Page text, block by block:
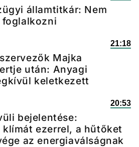
államtitkár: Nem
foglalkozni
21:18
Majka
után: Anyagi
keletkezett
20:53
bejelentése:
ezerrel, a hűtőket
az energiaválságnak